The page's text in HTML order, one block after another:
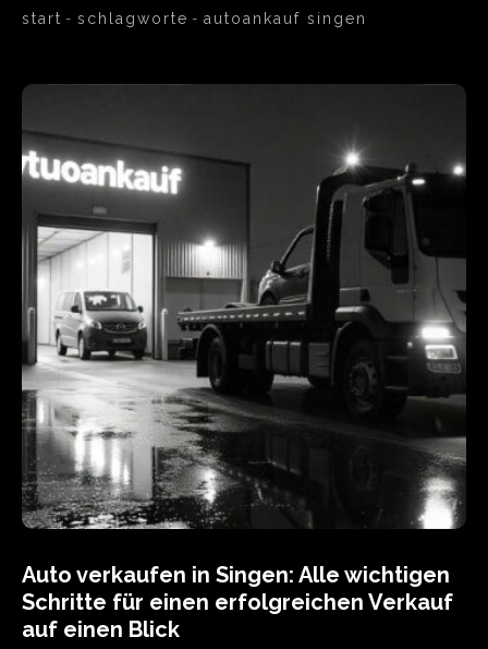
start schlagworte autoankauf singen
Auto verkaufen in Singen: Alle wichtigen
Schritte für einen erfolgreichen Verkauf
auf einen Blick